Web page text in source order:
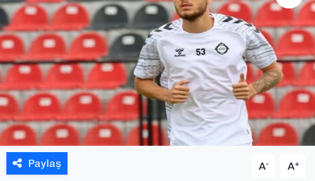
Paylaş A- A+
SPOR
TEKNOLOJİ
YAŞAM
YEREL YÖNETİMLER